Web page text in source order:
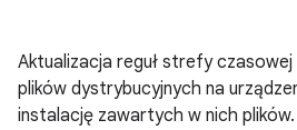
Aktualizacja reguł strefy czasowej
plików dystrybucyjnych na
instalację zawartych w nich plików.